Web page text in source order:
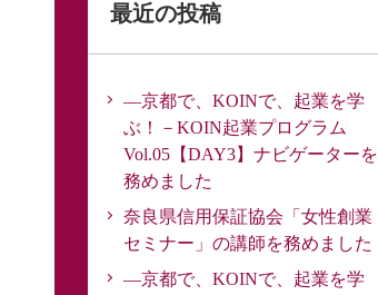
最近の投稿
―京都で、KOINで、起業を学
ぶ！－KOIN起業プログラム
Vol.05【DAY3】ナビゲーターを
務めました
奈良県信用保証協会「女性創業
セミナー」の講師を務めました
―京都で、KOINで、起業を学